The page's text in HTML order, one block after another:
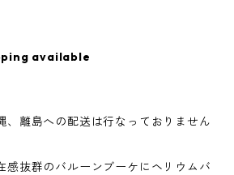
available
離島への配送は行なっておりません
感抜群のバルーンブーケにヘリウムバ